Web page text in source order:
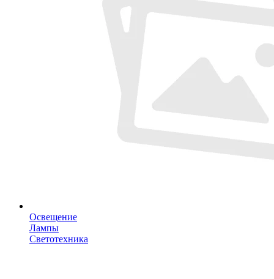
Освещение
Лампы
Светотехника